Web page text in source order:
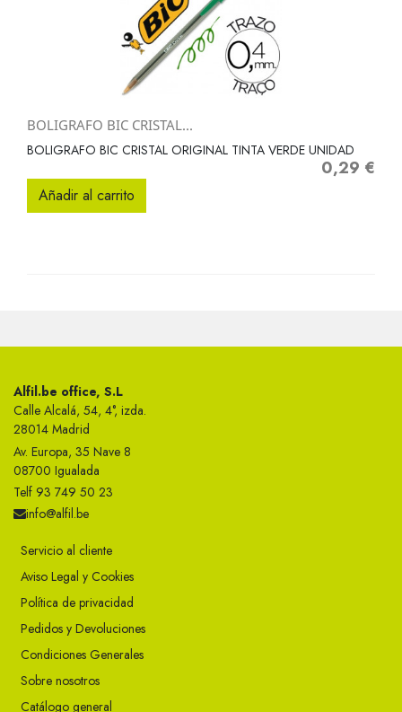
BOLIGRAFO BIC CRISTAL...
BOLIGRAFO BIC CRISTAL ORIGINAL TINTA VERDE UNIDAD
Precio
0,29 €
Añadir al carrito
Alfil.be office, S.L
Calle Alcalá, 54, 4°, izda.
28014 Madrid
Av. Europa, 35 Nave 8
08700 Igualada
Telf 93 749 50 23
info@alfil.be
Servicio al cliente
Aviso Legal y Cookies
Política de privacidad
Pedidos y Devoluciones
Condiciones Generales
Sobre nosotros
Catálogo general